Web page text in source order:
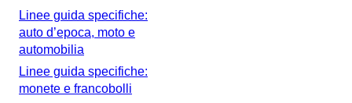
questi dati, riceverai una e-mail di attivazione contenente un
link. Cosa richiede Catawiki ai sensi della Legge tedesca sugli
imballaggi?In base alla Legge sugli imballaggi che entrerà in
vigore il 1° luglio 2022, i siti di compravendita online, tra cui
Catawiki, sono tenuti a verificare che i venditori siano in
possesso di una registrazione LUCID valida e che (se del caso)
partecipino ad un sistema duale prima di effettuare qualsiasi
Linee guida specifiche:
auto d’epoca, moto e
automobilia
Linee guida specifiche:
monete e francobolli